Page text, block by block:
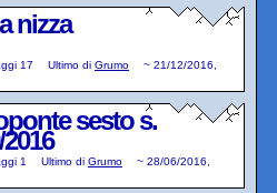
nizza
17 Ultimo di Grumo ~ 21/12/2016,
sesto s.
1 Ultimo di Grumo ~ 28/06/2016,